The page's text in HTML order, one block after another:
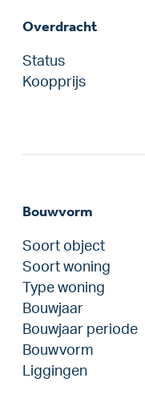
Overdracht
Status
Koopprijs
Bouwvorm
Soort object
Soort woning
Type woning
Bouwjaar
Bouwjaar periode
Bouwvorm
Liggingen